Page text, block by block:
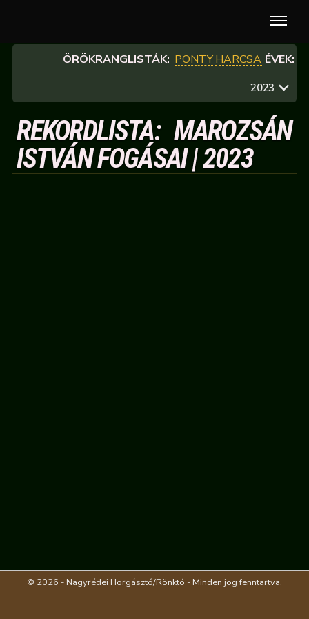
ÖRÖKRANGLISTÁK: PONTYHARCSA ÉVEK:
2023
REKORDLISTA: MAROZSÁN
ISTVÁN FOGÁSAI | 2023
© 2026 - Nagyrédei Horgásztó/Rönktó - Minden jog fenntartva.